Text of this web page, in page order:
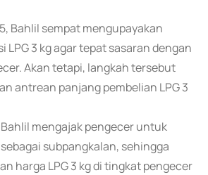
Bahlil sempat mengupayakan
LPG 3 kg agar tepat sasaran dengan
Akan tetapi, langkah tersebut
antrean panjang pembelian LPG 3
mengajak pengecer untuk
subpangkalan, sehingga
harga LPG 3 kg di tingkat pengecer